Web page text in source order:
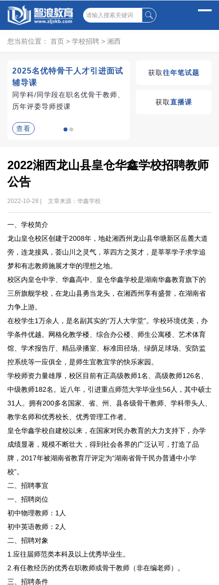
您当前位置： 首页 > 学校招聘 > 湘西
2025名优特骨干人才引进面试
辅导课
同学科/同学段在职名优骨干教师、
历年评委导师授课
查看
湖南教师招聘考试优
获取往年笔试题
获取直播课
2022湘西龙山县皇仓华鑫学校招聘教师
公告
2022-10-28 | 文章来源：华鑫学校
一、学校简介
龙山皇仓校区创建于2008年，地处湘西州龙山县华塘新区岳麓大道
旁，连龙接凤，荟山川之灵气，萃四方之英才，是莘莘学子求学追
梦和有志教师施展才华的理想之地。
校区内皇仓中学、华鑫高中、皇仓华鑫学校是湖南华鑫教育旗下的
三所旗舰学校，在龙山县勇当龙头，在湘西州享有盛誉，在湖南省
力争上游。
在校学生1万余人，是名副其实的“万人大学堂”。学校环境优美，办
学条件优越。网格化教学楼、综合办公楼、师生公寓楼、艺术体育
馆、学术报告厅、精品录播室、标准田径场、绿荫足球场、安防监
控系统等一应俱全，是师生宜教宜学的快乐家园。
学校师资力量雄厚，校区目前有正高级教师1名、高级教师126名、
中级教师182名。近八年，引进重点师范大学毕业生56人，其中硕士
31人。拥有200多名国家、省、州、县各级骨干教师、学科带头人、
教学名师和优秀校长、优秀管理工作者。
皇仓华鑫学校自建校以来，在国家对民办教育的大力支持下，办学
成绩显著，规模不断壮大，得到社会各界的广泛认可，打造了品
牌，2017年被湖南省教育厅评定为“湖南省骨干民办普通中小学
校”。
二、招聘事宜
一、招聘岗位
初中物理教师：1人
初中英语教师：2人
二、招聘对象
1.应往届师范类本科及以上优秀毕业生。
2.有任教经历的优秀在职教师或骨干教师（非在编老师）。
三、招聘条件